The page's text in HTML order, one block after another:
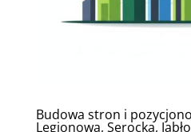
Budowa stron i
Legionowa, Serocka,